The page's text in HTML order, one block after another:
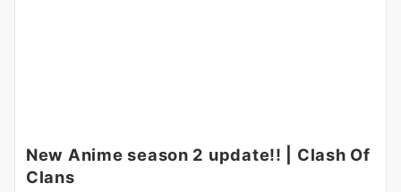
New Anime season 2 update!! | Clash Of
Clans